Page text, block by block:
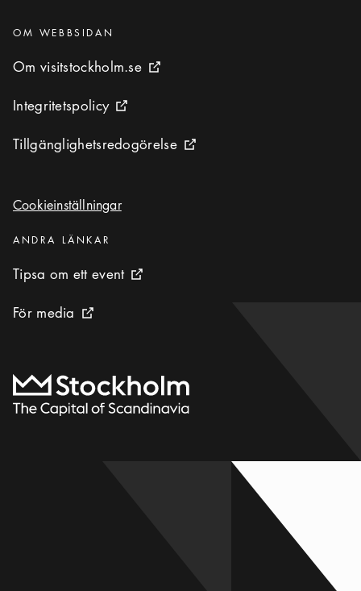
Kategorier:
OM WEBBSIDAN
Om visitstockholm.se
Om visitstockholm.se Extern ikon
Integritetspolicy
Integritetspolicy Extern ikon
Tillgänglighetsredogörelse
Tillgänglighetsredogörelse Extern ikon
Cookieinställningar
Cookieinställningar
Kategorier :
ANDRA LÄNKAR
Tipsa om ett event
Tipsa om ett event Extern ikon
För media
För media Extern ikon
Till startsidan